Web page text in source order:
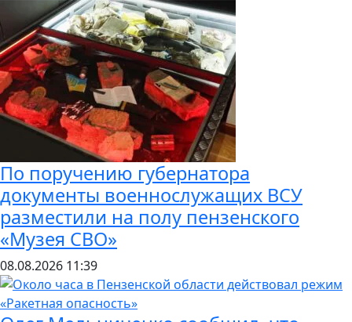
По поручению губернатора
документы военнослужащих ВСУ
разместили на полу пензенского
«Музея СВО»
08.08.2026 11:39